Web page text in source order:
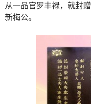
从一品官罗丰禄，就封
新梅公。